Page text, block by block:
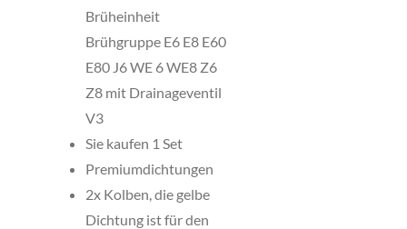
Brüheinheit
Brühgruppe E6 E8 E60
E80 J6 WE 6 WE8 Z6
Z8 mit Drainageventil
V3
Sie kaufen 1 Set
Premiumdichtungen
2x Kolben, die gelbe
Dichtung ist für den